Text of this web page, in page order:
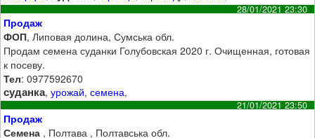
28/01/2021 23:30
Продаж
ФОП, Липовая долина, Сумська обл.
Продам семена суданки Голубовская 2020 г. Очищенная, готовая
к посеву.
Тел: 0977592670
суданка,урожай,семена,
21/01/2021 23:50
Продаж
Семена , Полтава , Полтавська обл.